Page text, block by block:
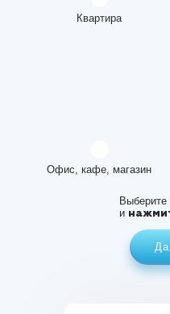
Квартира
Офис, кафе, магазин
и